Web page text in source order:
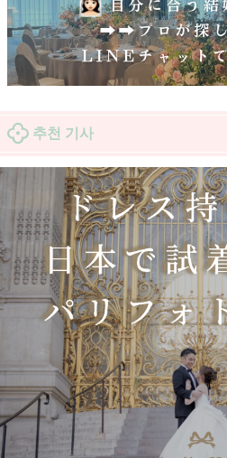
추천 기사